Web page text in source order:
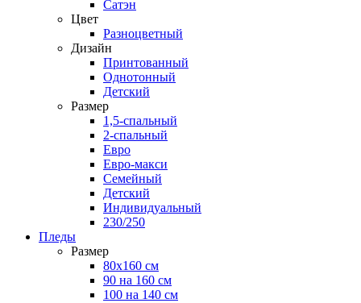
Сатэн
Цвет
Разноцветный
Дизайн
Принтованный
Однотонный
Детский
Размер
1,5-спальный
2-спальный
Евро
Евро-макси
Семейный
Детский
Индивидуальный
230/250
Пледы
Размер
80х160 см
90 на 160 см
100 на 140 см